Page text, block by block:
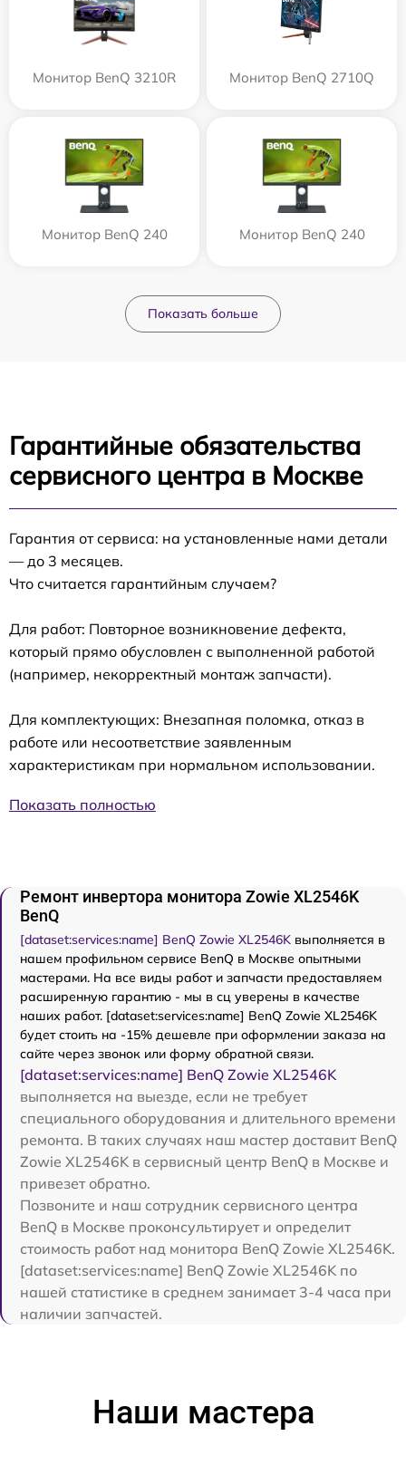
Монитор BenQ 3210R Монитор BenQ 2710Q
Монитор BenQ 240 Монитор BenQ 240
Показать больше
Гарантийные обязательства
сервисного центра в Москве
Гарантия от сервиса: на установленные нами детали
— до 3 месяцев.
Что считается гарантийным случаем?
Для работ: Повторное возникновение дефекта,
который прямо обусловлен с выполненной работой
(например, некорректный монтаж запчасти).
Для комплектующих: Внезапная поломка, отказ в
работе или несоответствие заявленным
характеристикам при нормальном использовании.
Показать полностью
Ремонт инвертора монитора Zowie XL2546K
BenQ
[dataset:services:name] BenQ Zowie XL2546K выполняется в
нашем профильном сервисе BenQ в Москве опытными
мастерами. На все виды работ и запчасти предоставляем
расширенную гарантию - мы в сц уверены в качестве
наших работ. [dataset:services:name] BenQ Zowie XL2546K
будет стоить на -15% дешевле при оформлении заказа на
сайте через звонок или форму обратной связи.
[dataset:services:name] BenQ Zowie XL2546K
выполняется на выезде, если не требует
специального оборудования и длительного времени
ремонта. В таких случаях наш мастер доставит BenQ
Zowie XL2546K в сервисный центр BenQ в Москве и
привезет обратно.
Позвоните и наш сотрудник сервисного центра
BenQ в Москве проконсультирует и определит
стоимость работ над монитора BenQ Zowie XL2546K.
[dataset:services:name] BenQ Zowie XL2546K по
нашей статистике в среднем занимает 3-4 часа при
наличии запчастей.
Наши мастера